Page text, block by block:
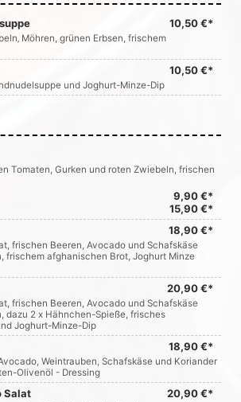
10,50 €*
Möhren, grünen Erbsen, frischem
10,50 €*
und Joghurt-Minze-Dip
Tomaten, Gurken und roten Zwiebeln, frischen
9,90 €*
15,90 €*
18,90 €*
frischen Beeren, Avocado und Schafskäse
frischem afghanischen Brot, Joghurt Minze
20,90 €*
frischen Beeren, Avocado und Schafskäse
dazu 2 x Hähnchen-Spieße, frisches
Joghurt-Minze-Dip
18,90 €*
Weintrauben, Schafskäse und Koriander
Olivenöl - Dressing
Salat 20,90 €*